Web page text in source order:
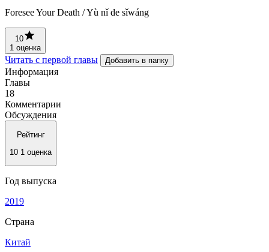
Foresee Your Death / Yù nǐ de sǐwáng
10
1 оценка
Читать с первой главы Добавить в папку
Информация
Главы
18
Комментарии
Обсуждения
Рейтинг
10 1 оценка
Год выпуска
2019
Страна
Китай